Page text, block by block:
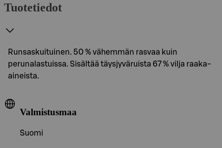
Tuotetiedot
Runsaskuituinen. 50 % vähemmän rasvaa kuin
perunalastuissa. Sisältää täysjyväruista 67 % vilja raaka-
aineista.
Valmistusmaa
Suomi